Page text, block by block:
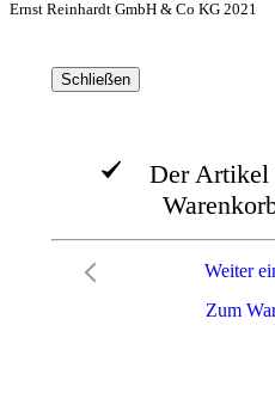
Ernst Reinhardt GmbH & Co KG 2021
Schließen
Der Artikel
Zum
Weiter